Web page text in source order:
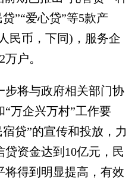
”“爱心贷”等5款产
民币，下同)，服务企
户。
将与政府相关部门协
万企兴万村”工作要
贷”的宣传和投放，力
贷资金达到10亿元，民
将得到明显提高，有效